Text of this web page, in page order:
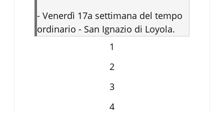
- Venerdì 17a settimana del tempo
ordinario - San Ignazio di Loyola.
1
2
3
4